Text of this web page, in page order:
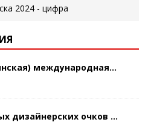
международная...
дизайнерских очков ...